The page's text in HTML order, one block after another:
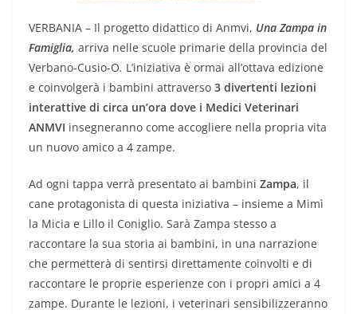
VERBANIA – Il progetto didattico di Anmvi, Una Zampa in
Famiglia, arriva nelle scuole primarie della provincia del
Verbano-Cusio-O. L’iniziativa è ormai all’ottava edizione
e coinvolgerà i bambini attraverso 3 divertenti lezioni
interattive di circa un’ora dove i Medici Veterinari
ANMVI insegneranno come accogliere nella propria vita
un nuovo amico a 4 zampe.
Ad ogni tappa verrà presentato ai bambini Zampa, il
cane protagonista di questa iniziativa – insieme a Mimì
la Micia e Lillo il Coniglio. Sarà Zampa stesso a
raccontare la sua storia ai bambini, in una narrazione
che permetterà di sentirsi direttamente coinvolti e di
raccontare le proprie esperienze con i propri amici a 4
zampe. Durante le lezioni, i veterinari sensibilizzeranno